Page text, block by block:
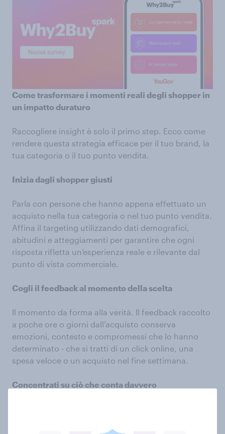
Come trasformare i momenti reali degli shopper in
un impatto duraturo
Raccogliere insight è solo il primo step. Ecco come
rendere questa strategia efficace per il tuo brand, la
tua categoria o il tuo punto vendita.
Inizia dagli shopper giusti
Parla con persone che hanno appena effettuato un
acquisto nella tua categoria o nel tuo punto vendita.
Affina il targeting utilizzando dati demografici,
abitudini e atteggiamenti per garantire che ogni
risposta rifletta un’esperienza reale e rilevante dal
punto di vista commerciale.
Cogli il feedback al momento della scelta
Il momento da forma alla verità. Il feedback raccolto
a poche ore o giorni dall’acquisto conserva
emozioni, contesto e compromessi che lo hanno
determinato - che si tratti di un click online, una
spesa veloce o un acquisto nel fine settimana.
Concentrati su ciò che conta davvero